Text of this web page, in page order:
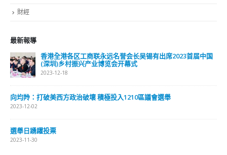
財經
最新報導
香港全港各区工商联永远名誉会长吴锡有出席2023首届中国
(深圳)乡村振兴产业博览会开幕式
2023-12-18
向均羚：打破美西方政治破壞 積極投入1210區議會選舉
2023-12-02
選舉日踴躍投票
2023-11-30